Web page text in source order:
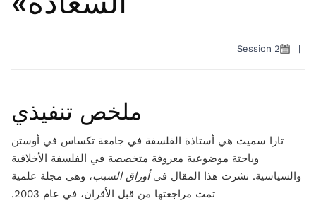
|
Session 2
ملخص تنفيذي
تارا سميث هي أستاذة الفلسفة في جامعة تكساس في أوستن
وباحثة موضوعية معروفة متخصصة في الفلسفة الأخلاقية
والسياسية. نشرت هذا المقال فيأوراق السبب، وهي مجلة علمية
تمت مراجعتها من قبل الأقران، في عام 2003.